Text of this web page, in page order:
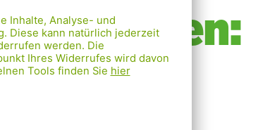
machen: